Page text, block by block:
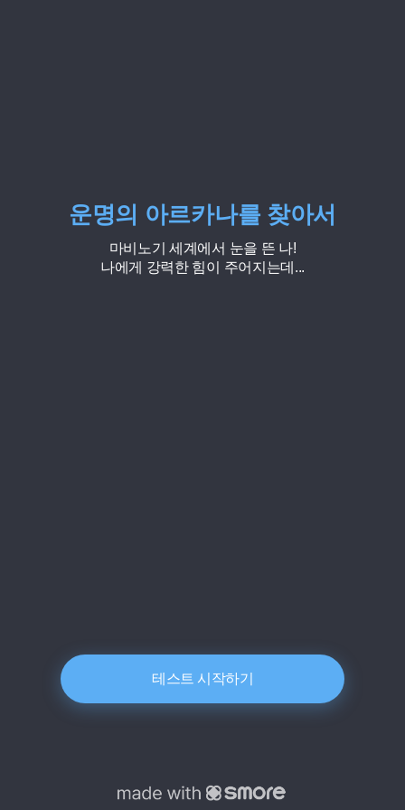
운명의 아르카나를 찾아서
마비노기 세계에서 눈을 뜬 나!
나에게 강력한 힘이 주어지는데...
테스트 시작하기